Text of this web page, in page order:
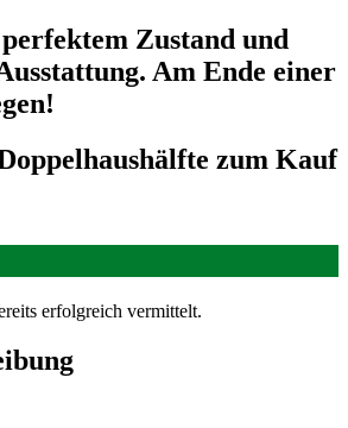
Zustand und
Am Ende einer
zum Kauf
erfolgreich vermittelt.